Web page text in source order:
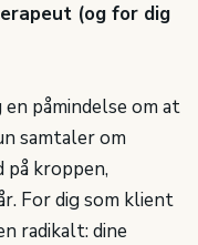
(og for dig
påmindelse om at
samtaler om
på kroppen,
For dig som klient
radikalt: dine